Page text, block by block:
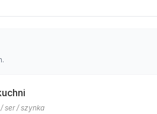
ser / szynka